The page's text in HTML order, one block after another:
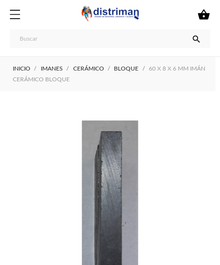


INICIO IMANES CERÁMICO BLOQUE
60 X 8 X 6 MM IMÁN
CERÁMICO BLOQUE